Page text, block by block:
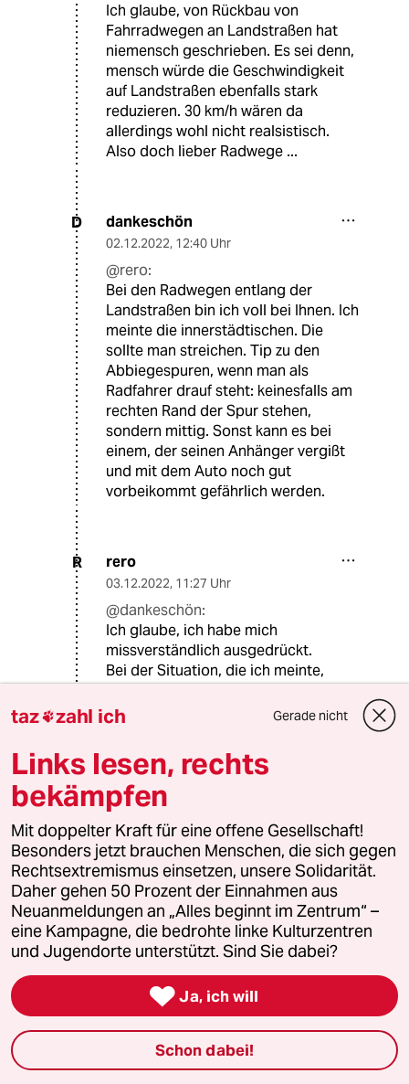
Ich glaube, von Rückbau von
Fahrradwegen an Landstraßen hat
niemensch geschrieben. Es sei denn,
mensch würde die Geschwindigkeit
auf Landstraßen ebenfalls stark
reduzieren. 30 km/h wären da
allerdings wohl nicht realsistisch.
Also doch lieber Radwege ...
D dankeschön
02.12.2022, 12:40 Uhr
@rero:
Bei den Radwegen entlang der
Landstraßen bin ich voll bei Ihnen. Ich
meinte die innerstädtischen. Die
sollte man streichen. Tip zu den
Abbiegespuren, wenn man als
Radfahrer drauf steht: keinesfalls am
rechten Rand der Spur stehen,
sondern mittig. Sonst kann es bei
einem, der seinen Anhänger vergißt
und mit dem Auto noch gut
vorbeikommt gefährlich werden.
R rero
03.12.2022, 11:27 Uhr
@dankeschön:
Ich glaube, ich habe mich
missverständlich ausgedrückt.
Bei der Situation, die ich meinte,
Geradeaus-Spur. Der BVG-Bus
Linksabbieger. Rechts rauschen an
mir die LKW vorbei, die einen grünen
Pfeil zum Rechtsabbiegen haben.
Sie haben da völlig recht, in diesen
Fall am rechten Fahrbahnrand zu
stehen, ist supergefährlich.
Die LKW sind die Rechtsabbieger,
4G 43354 (Profil gelöscht)
09:57 Uhr
Es ist alles noch viel schlimmer. Nicht nur
Stellplätze, nein Auffahrten und Garagen; der
Trend zur Doppelgarage mit 4 Stellplätzen
davor. Garagen, in denen die Karren besser
taz zahl ich Gerade nicht
Links lesen, rechts
bekämpfen
Mit doppelter Kraft für eine offene Gesellschaft!
Besonders jetzt brauchen Menschen, die sich gegen
Rechtsextremismus einsetzen, unsere Solidarität.
Daher gehen 50 Prozent der Einnahmen aus
Neuanmeldungen an „Alles beginnt im Zentrum“ –
eine Kampagne, die bedrohte linke Kulturzentren
und Jugendorte unterstützt. Sind Sie dabei?
 Ja, ich will
Schon dabei!